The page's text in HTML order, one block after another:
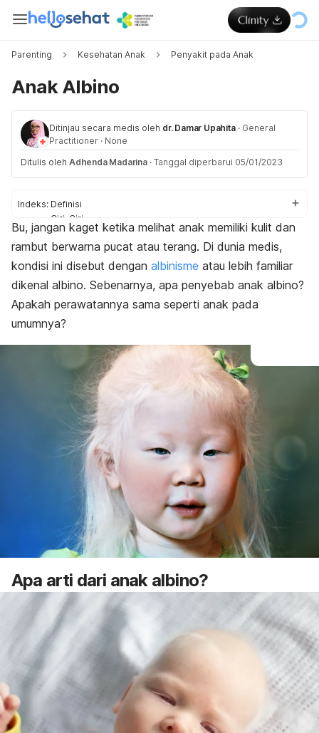
Parenting Kesehatan Anak Penyakit pada Anak
Anak Albino
Ditinjau secara medis oleh dr. Damar Upahita · General
Practitioner · None
Ditulis oleh Adhenda Madarina · Tanggal diperbarui 05/01/2023
Indeks: Definisi
Ciri-Ciri
Penyebab
Perawatan
Ragam fakta
Bu, jangan kaget ketika melihat anak memiliki kulit dan
rambut berwarna pucat atau terang. Di dunia medis,
kondisi ini disebut dengan albinisme atau lebih familiar
dikenal albino. Sebenarnya, apa penyebab anak albino?
Apakah perawatannya sama seperti anak pada
umumnya?
Apa arti dari anak albino?